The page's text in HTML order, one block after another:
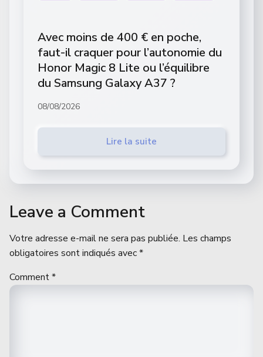
Avec moins de 400 € en poche,
faut-il craquer pour l’autonomie du
Honor Magic 8 Lite ou l’équilibre
du Samsung Galaxy A37 ?
08/08/2026
Lire la suite
Leave a Comment
Votre adresse e-mail ne sera pas publiée. Les champs
obligatoires sont indiqués avec*
Comment*